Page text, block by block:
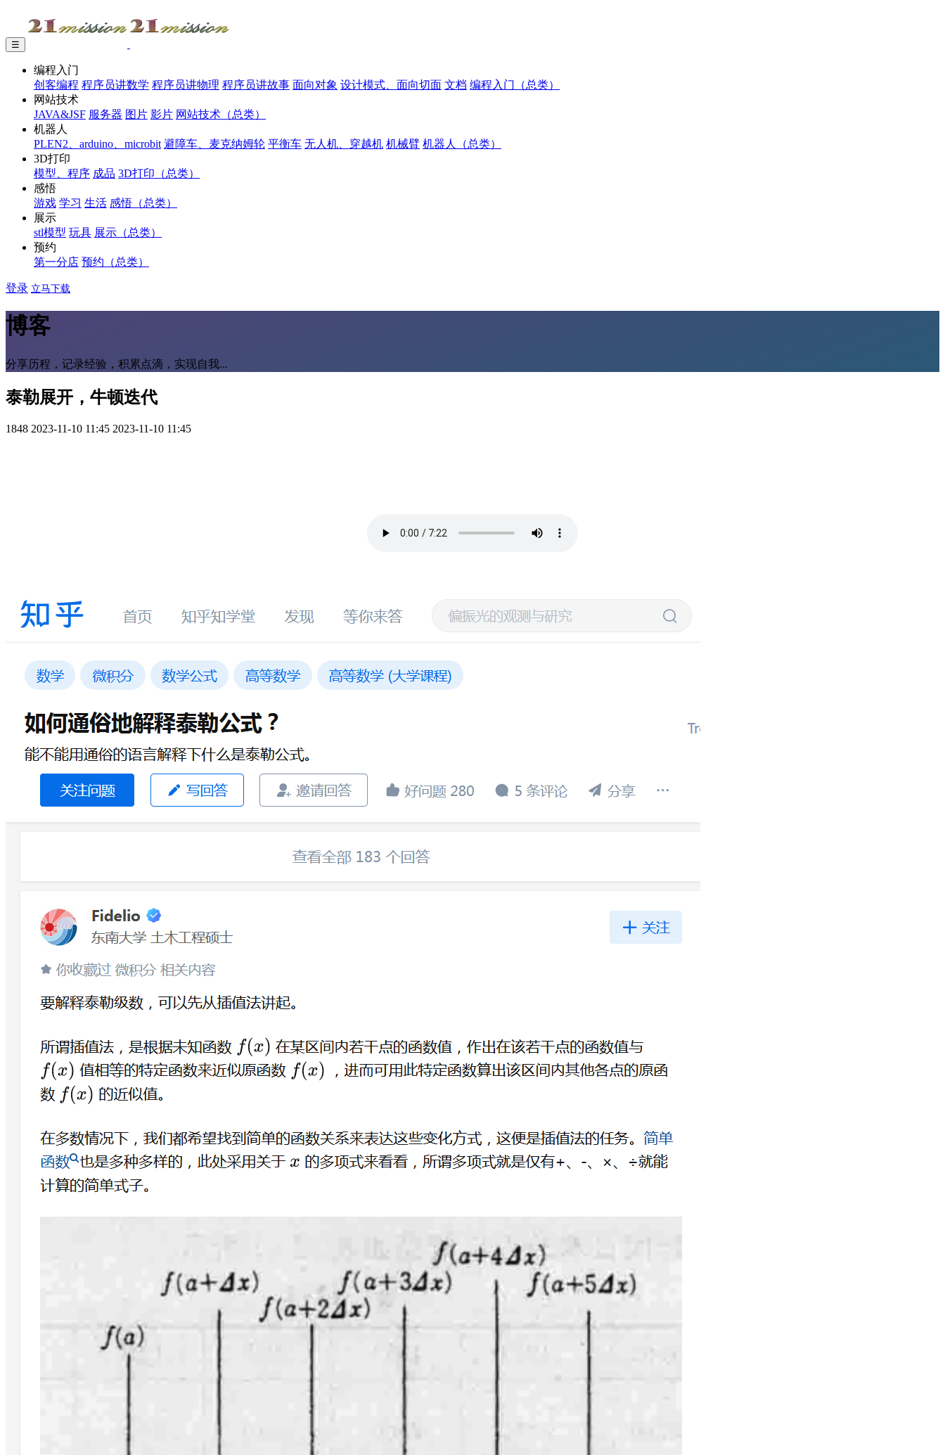
☰
编程入门
创客编程 程序员讲数学 程序员讲物理 程序员讲故事 面向对象 设计模式、面向切面 文档 编程入门（总类）
网站技术
JAVA&JSF 服务器 图片 影片 网站技术（总类）
机器人
PLEN2、arduino、microbit 避障车、麦克纳姆轮 平衡车 无人机、穿越机 机械臂 机器人（总类）
3D打印
模型、程序 成品 3D打印（总类）
感悟
游戏 学习 生活 感悟（总类）
展示
stl模型 玩具 展示（总类）
预约
第一分店 预约（总类）
登录 立马下载
博客
分享历程，记录经验，积累点滴，实现自我...
泰勒展开，牛顿迭代
1848 2023-11-10 11:45 2023-11-10 11:45